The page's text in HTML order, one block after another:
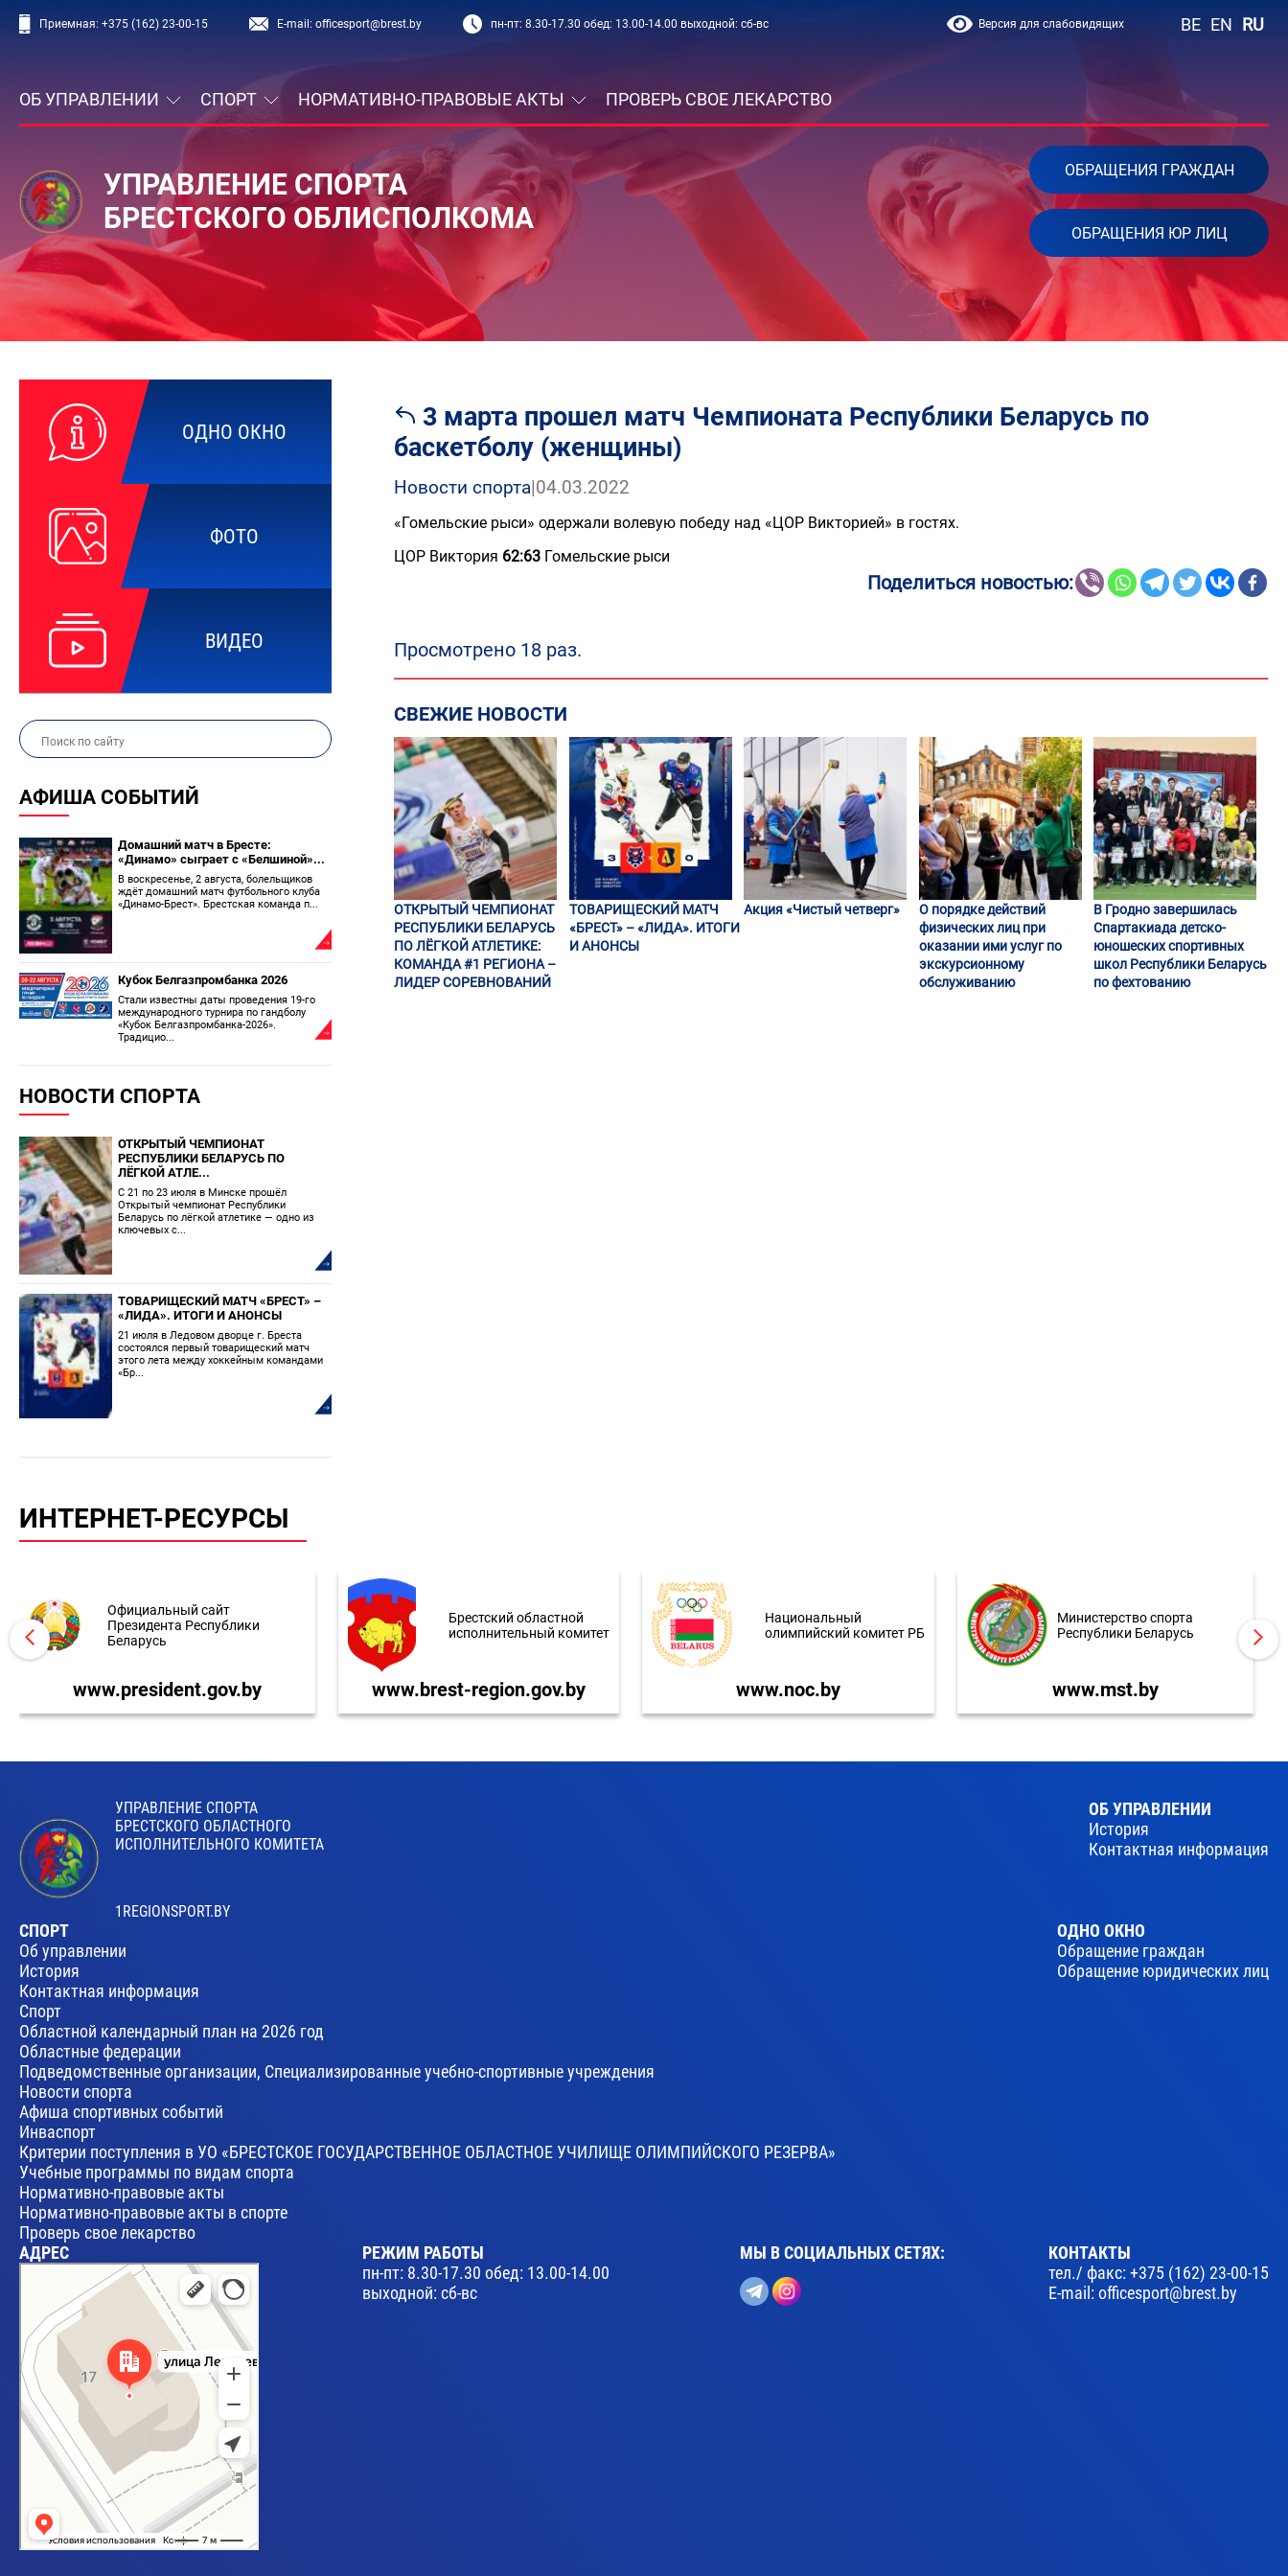
Приемная: +375 (162) 23-00-15 E-mail:officesport@brest.by пн-пт: 8.30-17.30 обед: 13.00-14.00 выходной: сб-вс Версия для слабовидящих BE EN RU
ОБ УПРАВЛЕНИИ СПОРТ НОРМАТИВНО-ПРАВОВЫЕ АКТЫ ПРОВЕРЬ СВОЕ ЛЕКАРСТВО
УПРАВЛЕНИЕ СПОРТА
БРЕСТСКОГО ОБЛИСПОЛКОМА
ОБРАЩЕНИЯ ГРАЖДАН
ОБРАЩЕНИЯ ЮР ЛИЦ
ОДНО ОКНО
ФОТО
ВИДЕО
АФИША СОБЫТИЙ
Домашний матч в Бресте:
«Динамо» сыграет с «Белшиной»...
В воскресенье, 2 августа, болельщиков
ждёт домашний матч футбольного клуба
«Динамо-Брест». Брестская команда п...
Кубок Белгазпромбанка 2026
Стали известны даты проведения 19-го
международного турнира по гандболу
«Кубок Белгазпромбанка-2026».
Традицио...
НОВОСТИ СПОРТА
ОТКРЫТЫЙ ЧЕМПИОНАТ
РЕСПУБЛИКИ БЕЛАРУСЬ ПО
ЛЁГКОЙ АТЛЕ...
С 21 по 23 июля в Минске прошёл
Открытый чемпионат Республики
Беларусь по лёгкой атлетике — одно из
ключевых с...
ТОВАРИЩЕСКИЙ МАТЧ «БРЕСТ» –
«ЛИДА». ИТОГИ И АНОНСЫ
21 июля в Ледовом дворце г. Бреста
состоялся первый товарищеский матч
этого лета между хоккейным командами
«Бр...
3 марта прошел матч Чемпионата Республики Беларусь по
баскетболу (женщины)
Новости спорта|04.03.2022
«Гомельские рыси» одержали волевую победу над «ЦОР Викторией» в гостях.
ЦОР Виктория 62:63 Гомельские рыси
Поделиться новостью:
Просмотрено 18 раз.
СВЕЖИЕ НОВОСТИ
ОТКРЫТЫЙ ЧЕМПИОНАТ
РЕСПУБЛИКИ БЕЛАРУСЬ
ПО ЛЁГКОЙ АТЛЕТИКЕ:
КОМАНДА #1 РЕГИОНА –
ЛИДЕР СОРЕВНОВАНИЙ
ТОВАРИЩЕСКИЙ МАТЧ
«БРЕСТ» – «ЛИДА». ИТОГИ
И АНОНСЫ
Акция «Чистый четверг»
О порядке действий
физических лиц при
оказании ими услуг по
экскурсионному
обслуживанию
В Гродно завершилась
Спартакиада детско-
юношеских спортивных
школ Республики Беларусь
по фехтованию
ИНТЕРНЕТ-РЕСУРСЫ
Официальный сайт
Президента Республики
Беларусь
www.president.gov.by
Брестский областной
исполнительный комитет
www.brest-region.gov.by
Национальный
олимпийский комитет РБ
www.noc.by
Министерство спорта
Республики Беларусь
www.mst.by
УПРАВЛЕНИЕ СПОРТА
БРЕСТСКОГО ОБЛАСТНОГО
ИСПОЛНИТЕЛЬНОГО КОМИТЕТА
1REGIONSPORT.BY
ОБ УПРАВЛЕНИИ
История
Контактная информация
СПОРТ
Об управлении
История
Контактная информация
Спорт
Областной календарный план на 2026 год
Областные федерации
Подведомственные организации, Специализированные учебно-спортивные учреждения
Новости спорта
Афиша спортивных событий
Инваспорт
Критерии поступления в УО «БРЕСТСКОЕ ГОСУДАРСТВЕННОЕ ОБЛАСТНОЕ УЧИЛИЩЕ ОЛИМПИЙСКОГО РЕЗЕРВА»
Учебные программы по видам спорта
Нормативно-правовые акты
Нормативно-правовые акты в спорте
Проверь свое лекарство
ОДНО ОКНО
Обращение граждан
Обращение юридических лиц
АДРЕС
Брест
Улица Леваневского, 17 — Яндекс Карты
РЕЖИМ РАБОТЫ
пн-пт: 8.30-17.30 обед: 13.00-14.00
выходной: сб-вс
МЫ В СОЦИАЛЬНЫХ СЕТЯХ:
КОНТАКТЫ
тел./ факс:+375 (162) 23-00-15
E-mail:officesport@brest.by